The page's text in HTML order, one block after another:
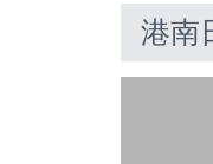
港南